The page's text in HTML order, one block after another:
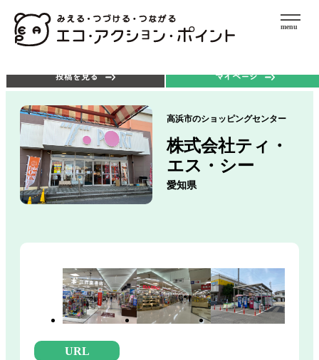
menu
投稿を見る
マイページ
高浜市のショッピングセンター
株式会社ティ・
エス・シー
愛知県
URL